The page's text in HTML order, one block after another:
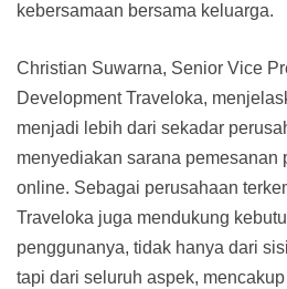
kebersamaan bersama keluarga.
Christian Suwarna, Senior Vice
Development Traveloka,
menjadi lebih dari sekadar
menyediakan sarana pemesanan
online. Sebagai perusahaan
Traveloka juga mendukung
penggunanya, tidak hanya dari
tapi dari seluruh aspek,